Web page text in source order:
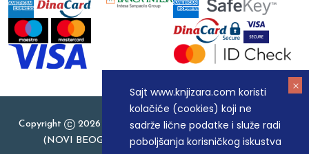
Sajt www.knjizara.com koristi
kolačiće (cookies) koji ne
sadrže lične podatke i služe radi
poboljšanja korisničkog iskustva
Copyright
2026 Knjizara.com - MAKART DOO BEOGRAD
(NOVI BEOGRAD), PIB: 105184104, MB: 20337524